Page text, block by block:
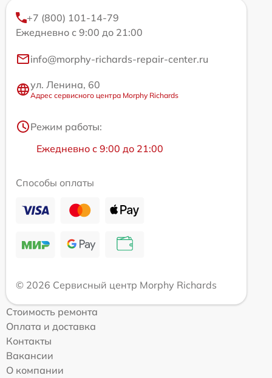
+7 (800) 101-14-79
Ежедневно с 9:00 до 21:00
info@morphy-richards-repair-center.ru
ул. Ленина, 60
Адрес сервисного центра Morphy Richards
Режим работы:
Ежедневно с 9:00 до 21:00
Способы оплаты
© 2026 Сервисный центр Morphy Richards
Стоимость ремонта
Оплата и доставка
Контакты
Вакансии
О компании